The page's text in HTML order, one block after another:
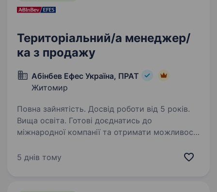
Територіальний/а менеджер/
ка з продажу
Абінбев Ефес Україна, ПРАТ
Житомир
Повна зайнятість. Досвід роботи від 5 років.
Вища освіта. Готові доєднатись до
міжнародної компанії та отримати можливості
Ви отримаєте наставництво від працівників
5 днів тому